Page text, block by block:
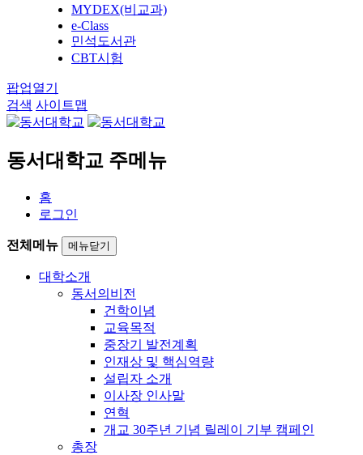
MYDEX(비교과)
e-Class
민석도서관
CBT시험
팝업열기
검색 사이트맵
동서대학교 주메뉴
홈
로그인
전체메뉴 메뉴닫기
대학소개
동서의비전
건학이념
교육목적
중장기 발전계획
인재상 및 핵심역량
설립자 소개
이사장 인사말
연혁
개교 30주년 기념 릴레이 기부 캠페인
총장